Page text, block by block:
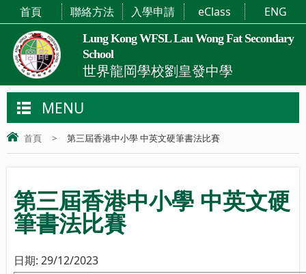
Lung Kong WFSL Lau Wong Fat Secondary
School
世界龍岡學校劉皇發中學
首頁 聯絡方法 入學申請 eClass ENG
MENU
首頁 > 第三屆香港中小學 中英文硬筆書法比賽
第三屆香港中小學 中英文硬
筆書法比賽
日期: 29/12/2023